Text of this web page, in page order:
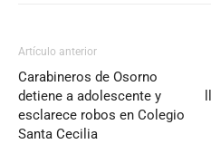
Artículo anterior
Carabineros de Osorno
detiene a adolescente y
esclarece robos en Colegio
Santa Cecilia